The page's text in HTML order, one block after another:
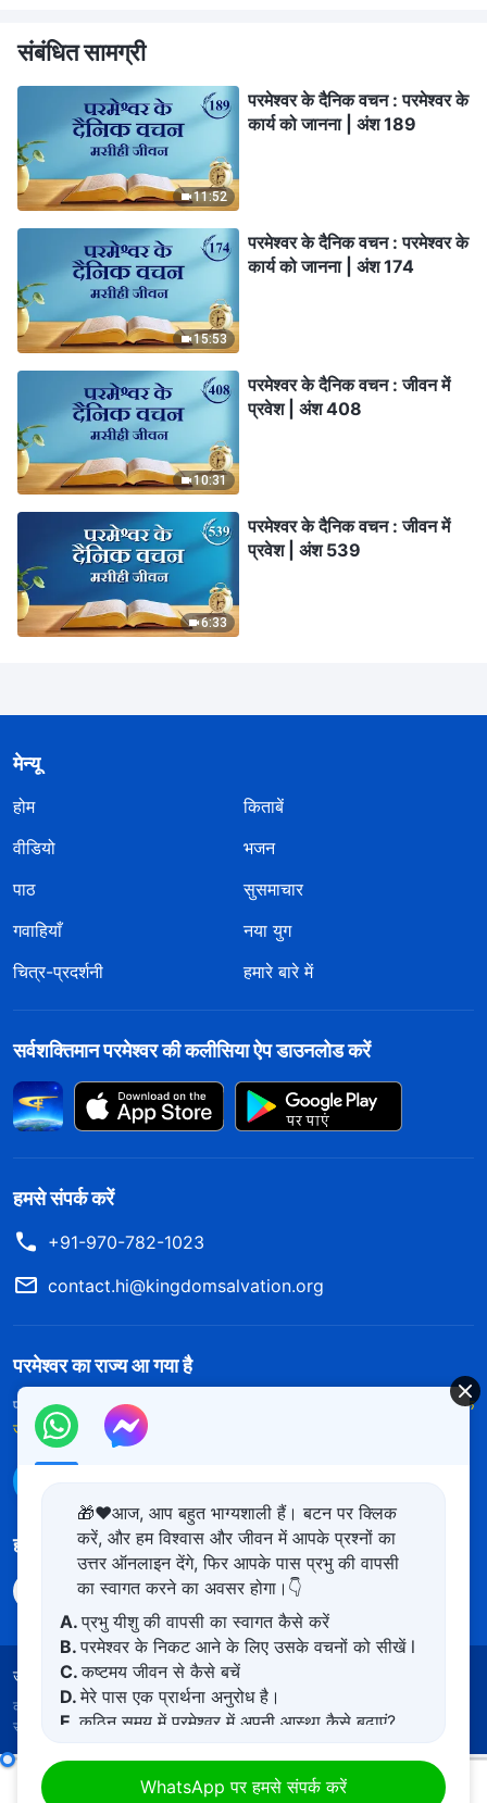
संबंधित सामग्री
11:52
परमेश्वर के दैनिक वचन : परमेश्वर के
कार्य को जानना | अंश 189
15:53
परमेश्वर के दैनिक वचन : परमेश्वर के
कार्य को जानना | अंश 174
10:31
परमेश्वर के दैनिक वचन : जीवन में
प्रवेश | अंश 408
6:33
परमेश्वर के दैनिक वचन : जीवन में
प्रवेश | अंश 539
मेन्यू
होम
किताबें
वीडियो
भजन
पाठ
सुसमाचार
गवाहियाँ
नया युग
चित्र-प्रदर्शनी
हमारे बारे में
सर्वशक्तिमान परमेश्वर की कलीसिया ऐप डाउनलोड करें
हमसे संपर्क करें
+91-970-782-1023
contact.hi@kingdomsalvation.org
परमेश्वर का राज्य आ गया है
परमेश्वर का राज्य पृथ्वी पर आ गया है! क्या आप इसमें प्रवेश करना चाहते हैं?
और अधिक
जानें
हमारा अनुसरण करें
उपयोग की शर्तें गोपनीयता नीत साभार
कॉपीराइट © 2026 सर्वशक्तिमान परमेश्वर की कलीसिया।
सुरक्षित।
🎁❤️आज, आप बहुत भाग्यशाली हैं। बटन पर क्लिक
करें, और हम विश्वास और जीवन में आपके प्रश्नों का
उत्तर ऑनलाइन देंगे, फिर आपके पास प्रभु की वापसी
का स्वागत करने का अवसर होगा।👇
A.प्रभु यीशु की वापसी का स्वागत कैसे करें
B.परमेश्वर के निकट आने के लिए उसके वचनों को सीखें l
C.कष्टमय जीवन से कैसे बचें
D.मेरे पास एक प्रार्थना अनुरोध है।
E.कठिन समय में परमेश्वर में अपनी आस्था कैसे बढ़ाएं?
WhatsApp पर हमसे संपर्क करेंपरमेश्वर के दैनिक वचन : परमेश्वर को जानना | अंश 83